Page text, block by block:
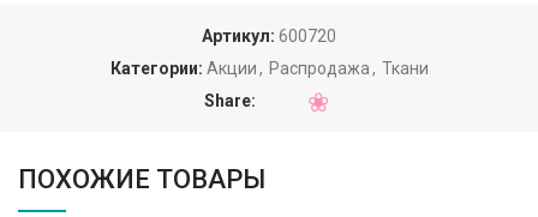
Артикул: 600720
Категории: Акции, Распродажа, Ткани
Share:
ПОХОЖИЕ ТОВАРЫ